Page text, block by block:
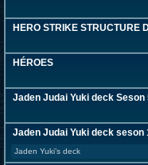
HERO STRIKE STRUCTURE
HÉROES
Jaden Judai Yuki deck Seson
Jaden Judai Yuki deck seson
Jaden Yuki’s deck